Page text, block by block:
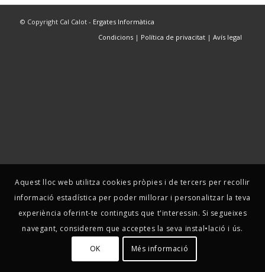
© Copyright Cal Calot - Ergates Informàtica
Condicions | Política de privacitat |Avís legal
Aquest lloc web utilitza cookies pròpies i de tercers per recollir
informació estadística per poder millorar i personalitzar la teva
experiència oferint-te continguts que t'interessin. Si segueixes
navegant, considerem que acceptes la seva instal•lació i ús.
OK Més informació